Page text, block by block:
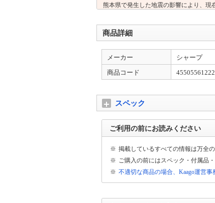
熊本県で発生した地震の影響により、現
【注意喚起】悪質な詐欺サイトにご注意
現在、弊社の情報を無断で盗用してい
いませんので、くれぐれも偽通販サイ
銀行振込のお支払期日につきまして
日と重なった場合、当店の翌営業日に着
領収書のご発行につきまして
領収書につきまして、誠に恐れ入りま
インボイス制度への対応について
当店では、適格請求書として領収書、
商品詳細
メーカー シャープ
商品コード
スペック
ご利用の前にお読みください
※ 掲載しているすべての情報は万全
※ ご購入の前にはスペック・付属品
※ 不適切な商品の場合、Kaago運営事